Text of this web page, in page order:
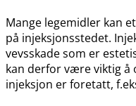
Mange legemidler kan
på injeksjonsstedet.
vevsskade som er
kan derfor være viktig
injeksjon er foretatt,